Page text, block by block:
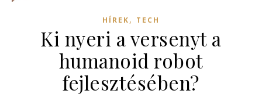
HÍREK, TECH
Ki nyeri a versenyt a
humanoid robot
fejlesztésében?